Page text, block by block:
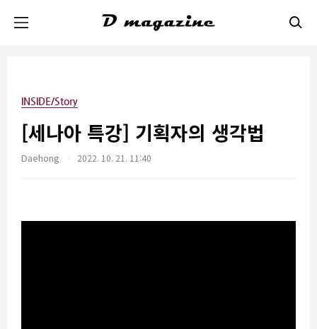
INSIDE/Story
[세나아 특강] 기획자의 생각법
Daehong 2022. 10. 21. 11:40